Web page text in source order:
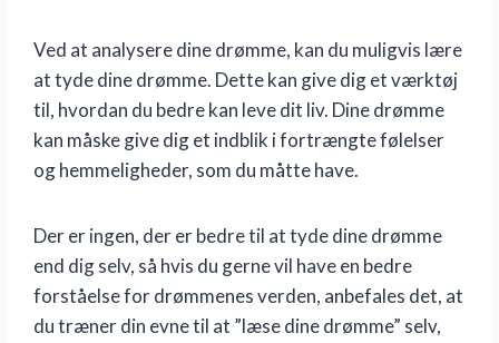
Ved at analysere dine drømme, kan du muligvis lære
at tyde dine drømme. Dette kan give dig et værktøj
til, hvordan du bedre kan leve dit liv. Dine drømme
kan måske give dig et indblik i fortrængte følelser
og hemmeligheder, som du måtte have.
Der er ingen, der er bedre til at tyde dine drømme
end dig selv, så hvis du gerne vil have en bedre
forståelse for drømmenes verden, anbefales det, at
du træner din evne til at ”læse dine drømme” selv,